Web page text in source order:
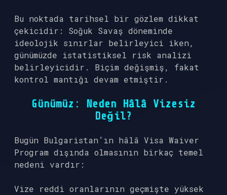
Bu noktada tarihsel bir gözlem dikkat
çekicidir: Soğuk Savaş döneminde
ideolojik sınırlar belirleyici iken,
günümüzde istatistiksel risk analizi
belirleyicidir. Biçim değişmiş, fakat
kontrol mantığı devam etmiştir.
Günümüz: Neden Hâlâ Vizesiz
Değil?
Bugün Bulgaristan’ın hâlâ Visa Waiver
Program dışında olmasının birkaç temel
nedeni vardır:
Vize reddi oranlarının geçmişte yüksek